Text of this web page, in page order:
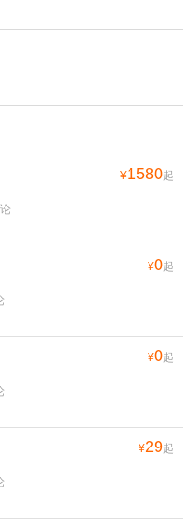
¥1580起
¥0起
¥0起
¥29起